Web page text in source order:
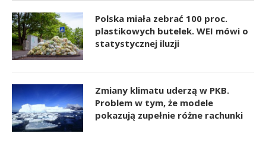
Polska miała zebrać 100 proc.
plastikowych butelek. WEI mówi o
statystycznej iluzji
Zmiany klimatu uderzą w PKB.
Problem w tym, że modele
pokazują zupełnie różne rachunki